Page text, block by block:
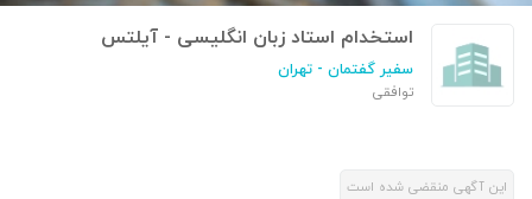
استخدام استاد زبان انگلیسی - آیلتس
سفیر گفتمان - تهران
توافقی
این آگهی منقضی شده است